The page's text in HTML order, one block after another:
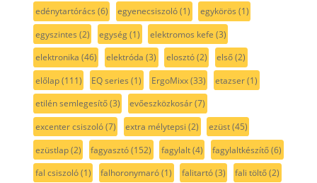
edénytartórács (6) egyenecsiszoló(1) egykörös (1)
egyszintes (2) egység(1) elektromos kefe (3)
elektronika (46) elektróda (3) elosztó(2) első(2)
előlap(111) EQ series (1) ErgoMixx(33) etazser(1)
etilén semlegesítő(3) evőeszközkosár(7)
excenter csiszoló(7) extra mélytepsi (2) ezüst(45)
ezüstlap(2) fagyasztó(152) fagylalt(4) fagylaltkészítő(6)
fal csiszoló(1) falhoronymaró(1) falitartó(3) fali töltő(2)